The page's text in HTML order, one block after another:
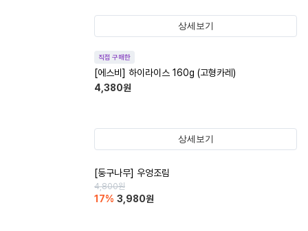
상세보기
직접 구매한
[에스비] 하이라이스 160g (고형카레)
4,380원
상세보기
[둥구나무] 우엉조림
4,800원
17% 3,980원